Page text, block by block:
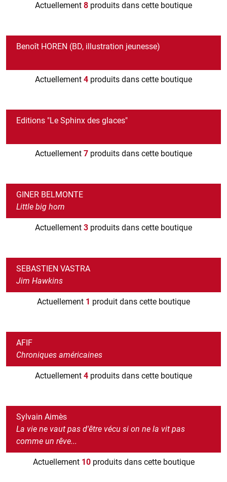
Actuellement 8 produits dans cette boutique
Benoît HOREN (BD, illustration jeunesse)
Actuellement 4 produits dans cette boutique
Editions "Le Sphinx des glaces"
Actuellement 7 produits dans cette boutique
GINER BELMONTE
Little big horn
Actuellement 3 produits dans cette boutique
SEBASTIEN VASTRA
Jim Hawkins
Actuellement 1 produit dans cette boutique
AFIF
Chroniques américaines
Actuellement 4 produits dans cette boutique
Sylvain Aimès
La vie ne vaut pas d'être vécu si on ne la vit pas
comme un rêve...
Actuellement 10produits dans cette boutique